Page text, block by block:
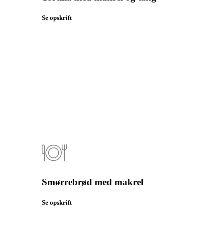
Se opskrift
Smørrebrød med makrel
Se opskrift